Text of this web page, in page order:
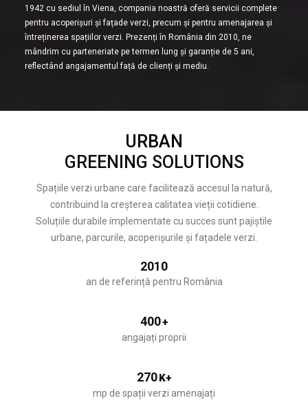
1942 cu sediul în Viena, compania noastră oferă servicii complete
pentru acoperișuri și fațade verzi, precum și pentru amenajarea și
întreținerea spațiilor verzi. Prezenți în România din 2010, ne
mândrim cu parteneriate pe termen lung și garanție de 5 ani,
reflectând angajamentul față de clienți și mediu.
URBAN
GREENING SOLUTIONS
Spațiile verzi urbane care facilitează accesul la natură,
contribuind la creșterea calitatea vieții cotidiene.
Soluțiile durabile implementate cu succes sunt pajiștile
urbane, parcurile, acoperișurile și fațadele verzi.
2010
an de referință pentru România
400+
angajați proprii
270K+
mp de spații verzi amenajați